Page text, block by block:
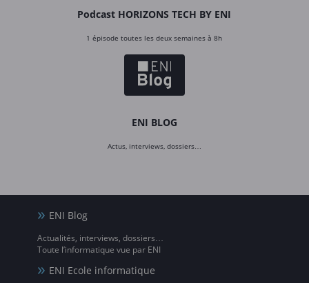
Podcast HORIZONS TECH BY ENI
1 épisode toutes les deux semaines à 8h
ENI BLOG
Actus, interviews, dossiers…
ENI Blog
Actualités, interviews, dossiers…
Toute l’informatique vue par ENI
ENI Ecole informatique